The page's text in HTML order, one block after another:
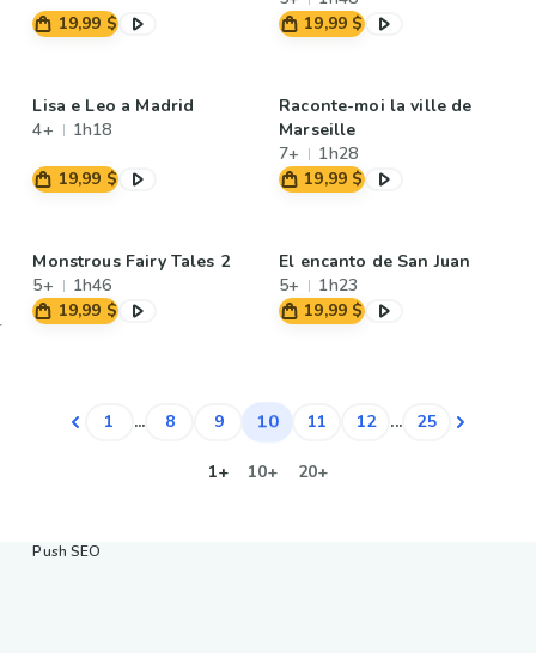
19,99 $
19,99 $
Lisa e Leo a Madrid
4+
1h18
19,99 $
Raconte-moi la ville de
Marseille
7+
1h28
19,99 $
Monstrous Fairy Tales 2
5+
1h46
19,99 $
El encanto de San Juan
5+
1h23
19,99 $
1 ... 8 9 10 11 12 ... 25
1+ 10+ 20+
Push SEO